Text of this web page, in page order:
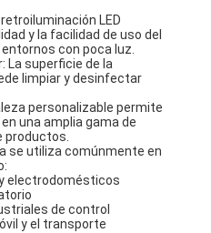
de papel de rastreo
LED
y la facilidad de uso del
con poca luz.
La superficie de la
limpiar y desinfectar
personalizable permite
una amplia gama de
productos.
se utiliza comúnmente en
electrodomésticos
de control
y el transporte